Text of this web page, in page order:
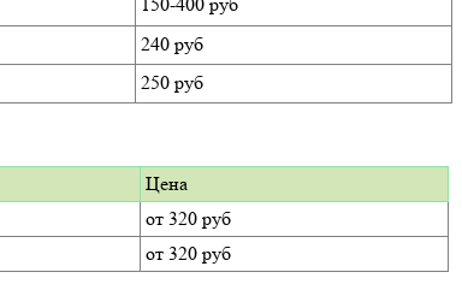
150-400 руб
240 руб
250 руб
Цена
от 320 руб
от 320 руб